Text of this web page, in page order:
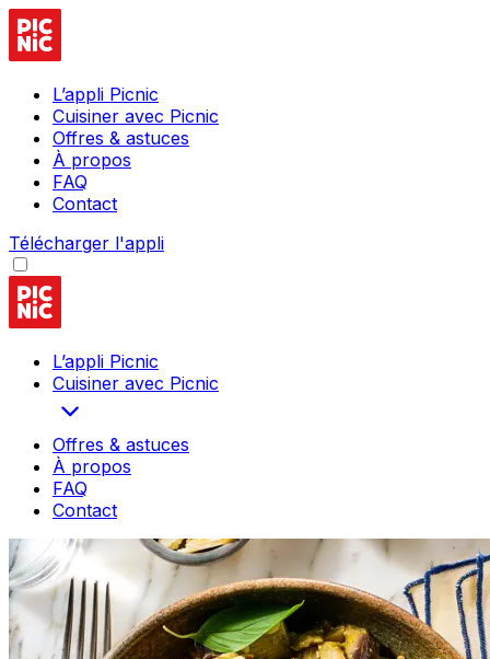
L’appli Picnic
Cuisiner avec Picnic
Offres & astuces
À propos
FAQ
Contact
Télécharger l'appli
L’appli Picnic
Cuisiner avec Picnic
Offres & astuces
À propos
FAQ
Contact